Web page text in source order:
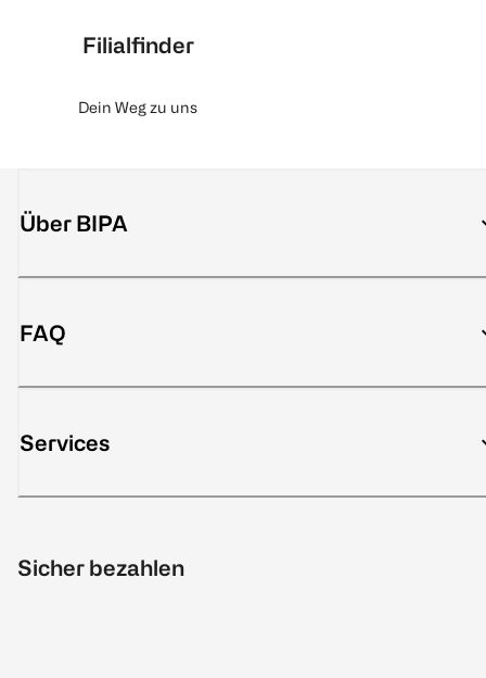
Filialfinder
Dein Weg zu uns
Über BIPA
FAQ
Services
Sicher bezahlen